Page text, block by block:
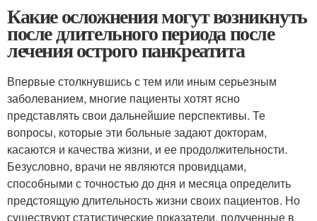
Какие осложнения могут возникнуть
после длительного периода после
лечения острого панкреатита
Впервые столкнувшись с тем или иным серьезным
заболеванием, многие пациенты хотят ясно
представлять свои дальнейшие перспективы. Те
вопросы, которые эти больные задают докторам,
касаются и качества жизни, и ее продолжительности.
Безусловно, врачи не являются провидцами,
способными с точностью до дня и месяца определить
предстоящую длительность жизни своих пациентов. Но
существуют статистические показатели, полученные в